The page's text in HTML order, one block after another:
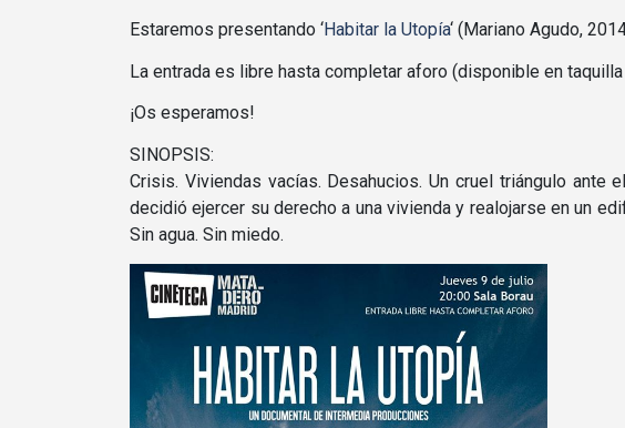
Estaremos presentando ‘Habitar la Utopía‘ (Mariano Agudo,
La entrada es libre hasta completar aforo (disponible en
¡Os esperamos!
SINOPSIS:
Crisis. Viviendas vacías. Desahucios. Un cruel triángulo
decidió ejercer su derecho a una vivienda y realojarse en un
Sin agua. Sin miedo.